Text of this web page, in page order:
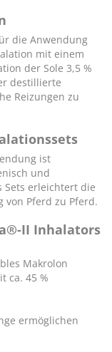
die Anwendung
mit einem
der Sole 3,5 %
destillierte
Reizungen zu
ist
und
Sets erleichtert die
von Pferd zu Pferd.
II Inhalators
Makrolon
ca. 45 %
ermöglichen